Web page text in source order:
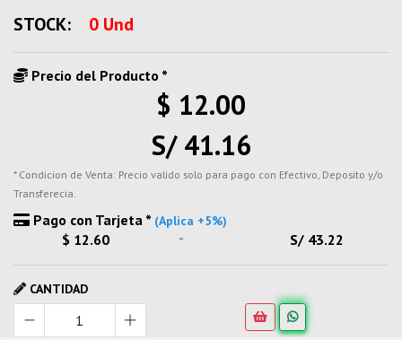
STOCK: 0 Und
Precio del Producto *
$ 12.00
S/ 41.16
* Condicion de Venta: Precio valido solo para pago con Efectivo, Deposito y/o
Transferecia.
Pago con Tarjeta * (Aplica +5%)
$ 12.60 - S/ 43.22
CANTIDAD